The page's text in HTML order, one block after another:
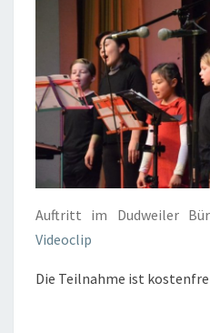
Auftritt im Dudweiler
Videoclip
Die Teilnahme ist